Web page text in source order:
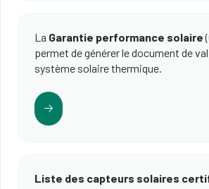
La Garantie performance solaire
permet de générer le document de
système solaire thermique.
Liste des capteurs solaires